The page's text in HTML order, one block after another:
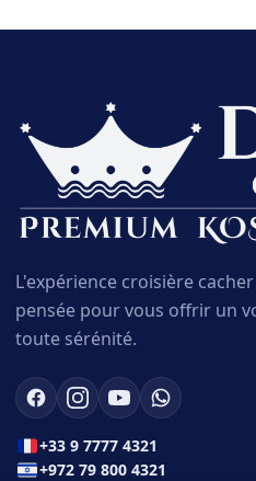
L'expérience croisière
pensée pour vous offrir un
toute sérénité.
+33 9 7777 4321
+972 79 800 4321